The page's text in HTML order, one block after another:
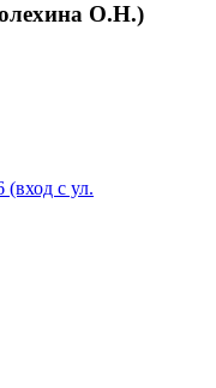
О.Н.)
(вход с ул.